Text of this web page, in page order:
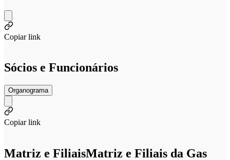
Copiar link
Sócios e Funcionários
Organograma
Copiar link
Matriz e FiliaisMatriz e Filiais da Gas